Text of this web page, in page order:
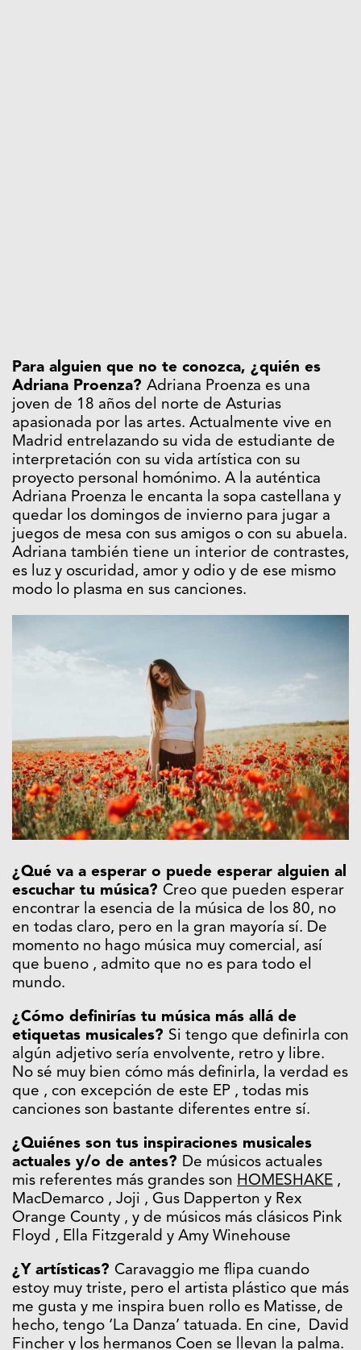
Para alguien que no te conozca, ¿quién es
Adriana Proenza? Adriana Proenza es una
joven de 18 años del norte de Asturias
apasionada por las artes. Actualmente vive en
Madrid entrelazando su vida de estudiante de
interpretación con su vida artística con su
proyecto personal homónimo. A la auténtica
Adriana Proenza le encanta la sopa castellana y
quedar los domingos de invierno para jugar a
juegos de mesa con sus amigos o con su abuela.
Adriana también tiene un interior de contrastes,
es luz y oscuridad, amor y odio y de ese mismo
modo lo plasma en sus canciones.
¿Qué va a esperar o puede esperar alguien al
escuchar tu música? Creo que pueden esperar
encontrar la esencia de la música de los 80, no
en todas claro, pero en la gran mayoría sí. De
momento no hago música muy comercial, así
que bueno , admito que no es para todo el
mundo.
¿Cómo definirías tu música más allá de
etiquetas musicales? Si tengo que definirla con
algún adjetivo sería envolvente, retro y libre.
No sé muy bien cómo más definirla, la verdad es
que , con excepción de este EP , todas mis
canciones son bastante diferentes entre sí.
¿Quiénes son tus inspiraciones musicales
actuales y/o de antes? De músicos actuales
mis referentes más grandes son HOMESHAKE ,
MacDemarco , Joji , Gus Dapperton y Rex
Orange County , y de músicos más clásicos Pink
Floyd , Ella Fitzgerald y Amy Winehouse
¿Y artísticas? Caravaggio me flipa cuando
estoy muy triste, pero el artista plástico que más
me gusta y me inspira buen rollo es Matisse, de
hecho, tengo ‘La Danza’ tatuada. En cine, David
Fincher y los hermanos Coen se llevan la palma.